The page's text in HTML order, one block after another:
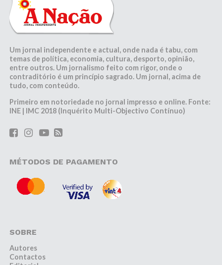
Um jornal independente e actual, onde nada é tabu, com
temas de política, economia, cultura, desporto, opinião,
entre outros. Um jornalismo feito com rigor, onde o
contraditório é um princípio sagrado. Um jornal, acima de
tudo, com conteúdo.
Primeiro em notoriedade no jornal impresso e online. Fonte:
INE | IMC 2018 (Inquérito Multi-Objectivo Contínuo)
MÉTODOS DE PAGAMENTO
SOBRE
Autores
Contactos